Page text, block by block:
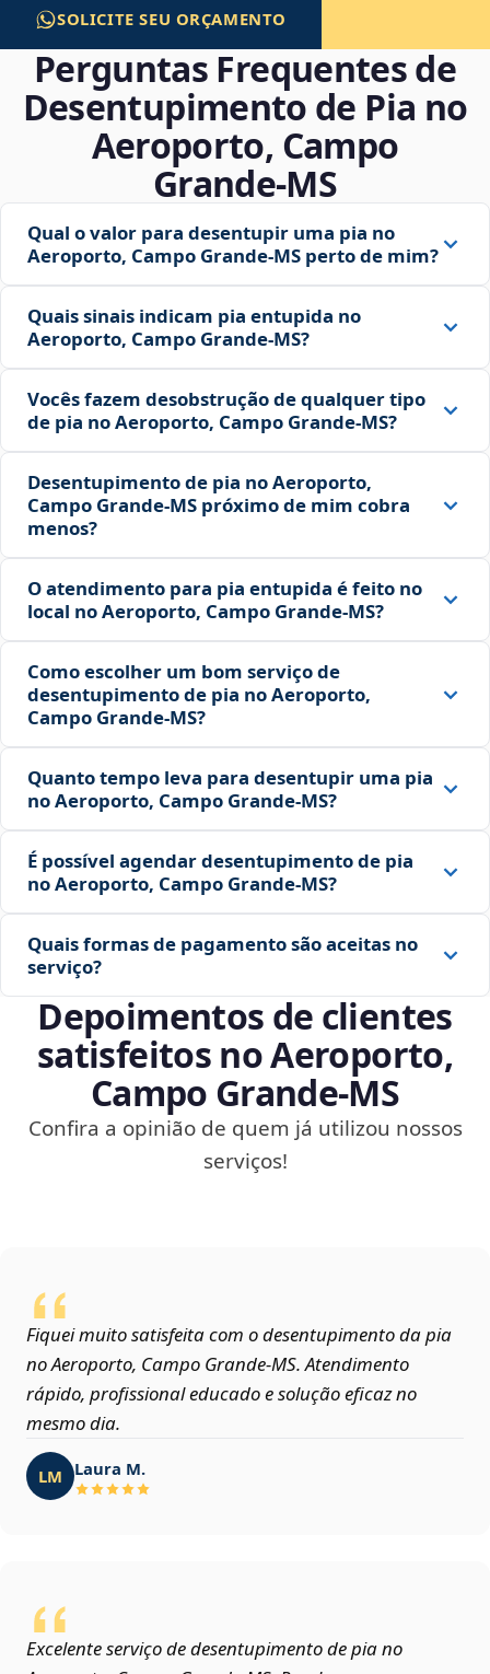
SOLICITE SEU ORÇAMENTO
Perguntas Frequentes de
Desentupimento de Pia no
Aeroporto, Campo
Grande‑MS
Qual o valor para desentupir uma pia no
Aeroporto, Campo Grande‑MS perto de mim?
Quais sinais indicam pia entupida no
Aeroporto, Campo Grande‑MS?
Vocês fazem desobstrução de qualquer tipo
de pia no Aeroporto, Campo Grande‑MS?
Desentupimento de pia no Aeroporto,
Campo Grande‑MS próximo de mim cobra
menos?
O atendimento para pia entupida é feito no
local no Aeroporto, Campo Grande‑MS?
Como escolher um bom serviço de
desentupimento de pia no Aeroporto,
Campo Grande‑MS?
Quanto tempo leva para desentupir uma pia
no Aeroporto, Campo Grande‑MS?
É possível agendar desentupimento de pia
no Aeroporto, Campo Grande‑MS?
Quais formas de pagamento são aceitas no
serviço?
Depoimentos de clientes
satisfeitos no Aeroporto,
Campo Grande‑MS
Confira a opinião de quem já utilizou nossos
serviços!
Fiquei muito satisfeita com o desentupimento da pia
no Aeroporto, Campo Grande‑MS. Atendimento
rápido, profissional educado e solução eficaz no
mesmo dia.
LM Laura M.
Excelente serviço de desentupimento de pia no